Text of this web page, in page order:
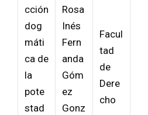
cción
dog
máti
ca de
la
pote
stad
Rosa
Inés
Fern
anda
Góm
ez
Gonz
Facul
tad
de
Dere
cho